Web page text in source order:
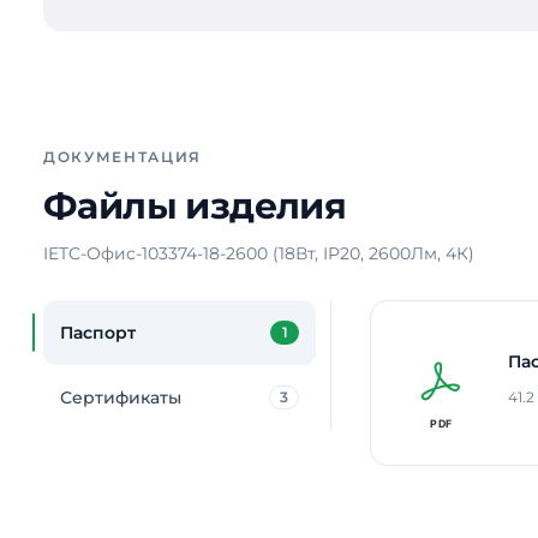
ДОКУМЕНТАЦИЯ
Файлы изделия
IETC-Офис-103374-18-2600 (18Вт, IP20, 2600Лм, 4К)
Паспорт 1
Сертификаты 3